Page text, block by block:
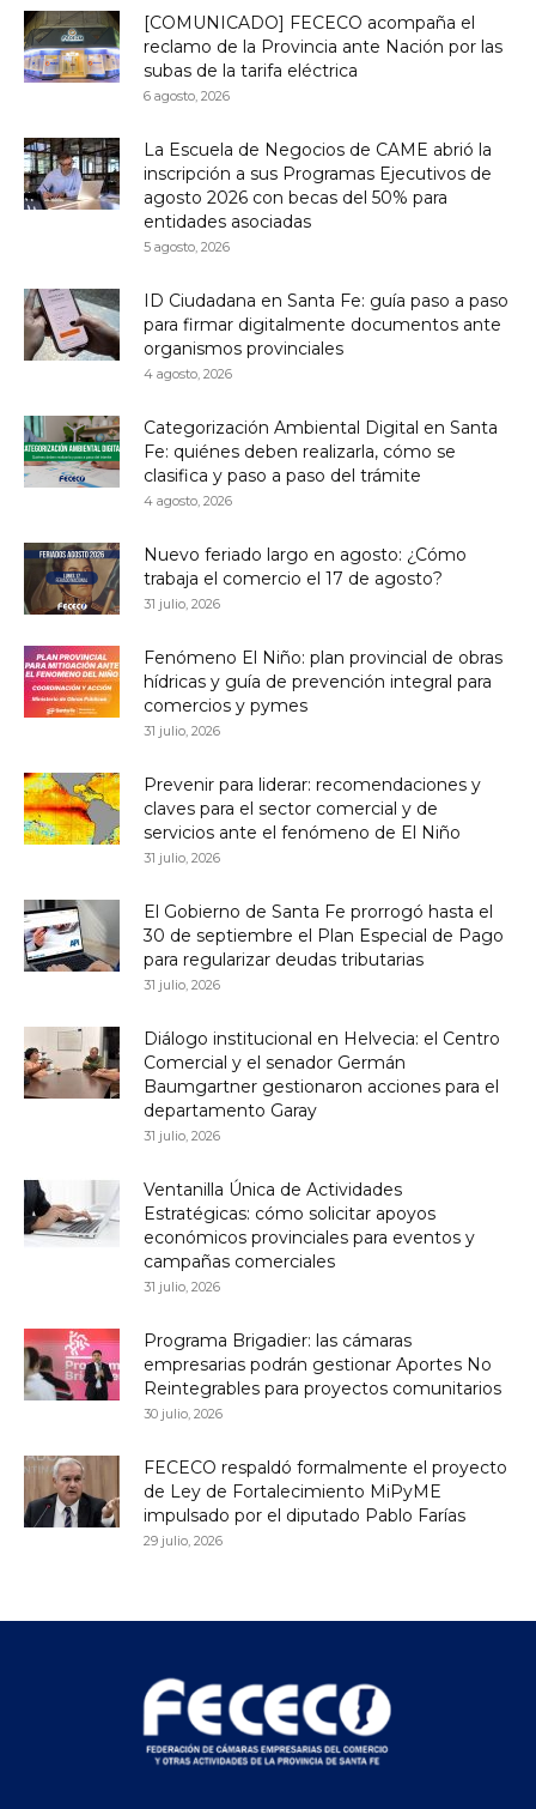
[COMUNICADO] FECECO acompaña el
reclamo de la Provincia ante Nación por las
subas de la tarifa eléctrica
6 agosto, 2026
La Escuela de Negocios de CAME abrió la
inscripción a sus Programas Ejecutivos de
agosto 2026 con becas del 50% para
entidades asociadas
5 agosto, 2026
ID Ciudadana en Santa Fe: guía paso a paso
para firmar digitalmente documentos ante
organismos provinciales
4 agosto, 2026
Categorización Ambiental Digital en Santa
Fe: quiénes deben realizarla, cómo se
clasifica y paso a paso del trámite
4 agosto, 2026
Nuevo feriado largo en agosto: ¿Cómo
trabaja el comercio el 17 de agosto?
31 julio, 2026
Fenómeno El Niño: plan provincial de obras
hídricas y guía de prevención integral para
comercios y pymes
31 julio, 2026
Prevenir para liderar: recomendaciones y
claves para el sector comercial y de
servicios ante el fenómeno de El Niño
31 julio, 2026
El Gobierno de Santa Fe prorrogó hasta el
30 de septiembre el Plan Especial de Pago
para regularizar deudas tributarias
31 julio, 2026
Diálogo institucional en Helvecia: el Centro
Comercial y el senador Germán
Baumgartner gestionaron acciones para el
departamento Garay
31 julio, 2026
Ventanilla Única de Actividades
Estratégicas: cómo solicitar apoyos
económicos provinciales para eventos y
campañas comerciales
31 julio, 2026
Programa Brigadier: las cámaras
empresarias podrán gestionar Aportes No
Reintegrables para proyectos comunitarios
30 julio, 2026
FECECO respaldó formalmente el proyecto
de Ley de Fortalecimiento MiPyME
impulsado por el diputado Pablo Farías
29 julio, 2026